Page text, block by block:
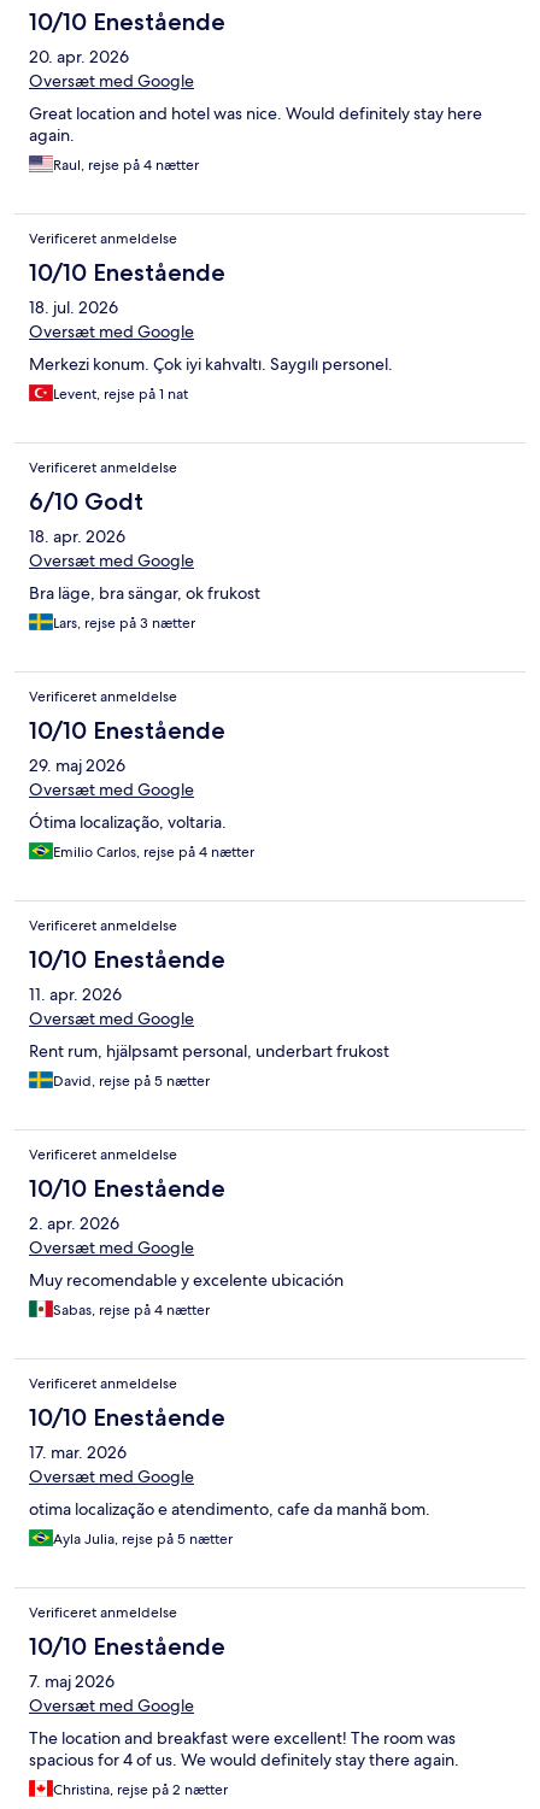
10/10 Enestående
20. apr. 2026
Oversæt med Google
Great location and hotel was nice. Would definitely stay here
again.
Raul, rejse på 4 nætter
Verificeret anmeldelse
10/10 Enestående
18. jul. 2026
Oversæt med Google
Merkezi konum. Çok iyi kahvaltı. Saygılı personel.
Levent, rejse på 1 nat
Verificeret anmeldelse
6/10 Godt
18. apr. 2026
Oversæt med Google
Bra läge, bra sängar, ok frukost
Lars, rejse på 3 nætter
Verificeret anmeldelse
10/10 Enestående
29. maj 2026
Oversæt med Google
Ótima localização, voltaria.
Emilio Carlos, rejse på 4 nætter
Verificeret anmeldelse
10/10 Enestående
11. apr. 2026
Oversæt med Google
Rent rum, hjälpsamt personal, underbart frukost
David, rejse på 5 nætter
Verificeret anmeldelse
10/10 Enestående
2. apr. 2026
Oversæt med Google
Muy recomendable y excelente ubicación
Sabas, rejse på 4 nætter
Verificeret anmeldelse
10/10 Enestående
17. mar. 2026
Oversæt med Google
otima localização e atendimento, cafe da manhã bom.
Ayla Julia, rejse på 5 nætter
Verificeret anmeldelse
10/10 Enestående
7. maj 2026
Oversæt med Google
The location and breakfast were excellent! The room was
spacious for 4 of us. We would definitely stay there again.
Christina, rejse på 2 nætter